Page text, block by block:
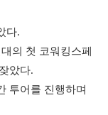
다.
의 첫 코워킹스페
았다.
투어를 진행하며